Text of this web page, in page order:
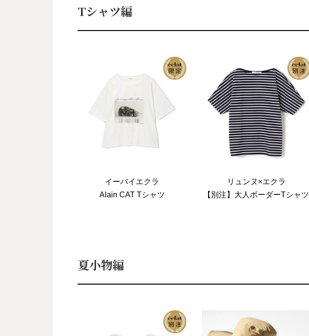
Tシャツ編
イーバイエクラ
Alain CAT Tシャツ
リュンヌ×エクラ
【別注】大人ボーダーTシャツ
夏小物編